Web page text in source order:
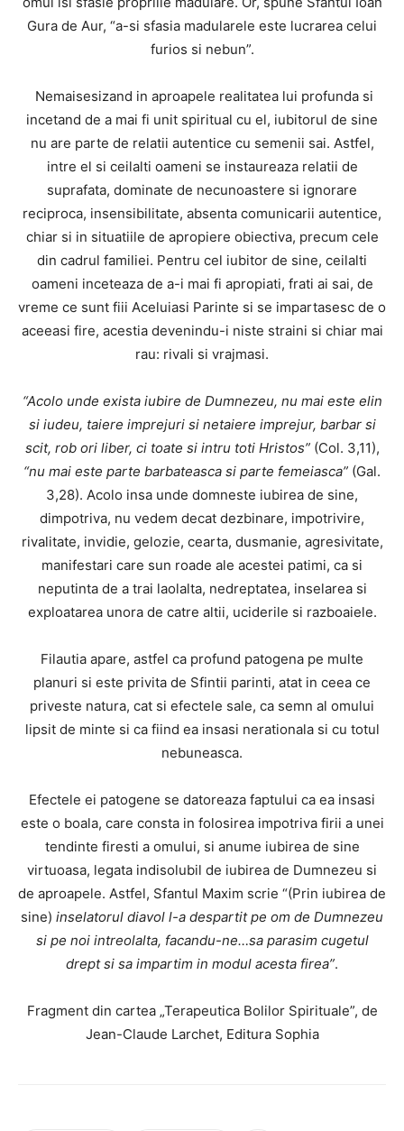
Gura de Aur, “a-si sfasia madularele este lucrarea celui
furios si nebun”.
Nemaisesizand in aproapele realitatea lui profunda si
incetand de a mai fi unit spiritual cu el, iubitorul de sine
nu are parte de relatii autentice cu semenii sai. Astfel,
intre el si ceilalti oameni se instaureaza relatii de
suprafata, dominate de necunoastere si ignorare
reciproca, insensibilitate, absenta comunicarii autentice,
chiar si in situatiile de apropiere obiectiva, precum cele
din cadrul familiei. Pentru cel iubitor de sine, ceilalti
oameni inceteaza de a-i mai fi apropiati, frati ai sai, de
vreme ce sunt fiii Aceluiasi Parinte si se impartasesc de o
aceeasi fire, acestia devenindu-i niste straini si chiar mai
rau: rivali si vrajmasi.
“Acolo unde exista iubire de Dumnezeu, nu mai este elin
si iudeu, taiere imprejuri si netaiere imprejur, barbar si
scit, rob ori liber, ci toate si intru toti Hristos”(Col. 3,11),
“nu mai este parte barbateasca si parte femeiasca” (Gal.
3,28). Acolo insa unde domneste iubirea de sine,
dimpotriva, nu vedem decat dezbinare, impotrivire,
rivalitate, invidie, gelozie, cearta, dusmanie, agresivitate,
manifestari care sun roade ale acestei patimi, ca si
neputinta de a trai laolalta, nedreptatea, inselarea si
exploatarea unora de catre altii, uciderile si razboaiele.
Filautia apare, astfel ca profund patogena pe multe
planuri si este privita de Sfintii parinti, atat in ceea ce
priveste natura, cat si efectele sale, ca semn al omului
lipsit de minte si ca fiind ea insasi nerationala si cu totul
nebuneasca.
Efectele ei patogene se datoreaza faptului ca ea insasi
este o boala, care consta in folosirea impotriva firii a unei
tendinte firesti a omului, si anume iubirea de sine
virtuoasa, legata indisolubil de iubirea de Dumnezeu si
de aproapele. Astfel, Sfantul Maxim scrie “(Prin iubirea de
sine) inselatorul diavol l-a despartit pe om de Dumnezeu
si pe noi intreolalta, facandu-ne…sa parasim cugetul
drept si sa impartim in modul acesta firea”.
Fragment din cartea „Terapeutica Bolilor Spirituale”, de
Jean-Claude Larchet, Editura Sophia